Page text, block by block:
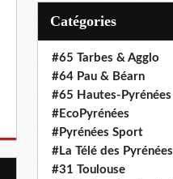
Catégories
#65 Tarbes & Agglo
#64 Pau & Béarn
#65 Hautes-Pyrénées
#EcoPyrénées
#Pyrénées Sport
#La Télé des Pyrénées
#31 Toulouse